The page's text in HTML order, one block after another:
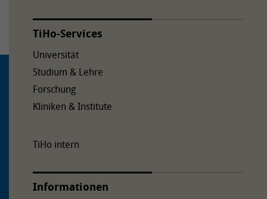
TiHo-Services
Universität
Studium & Lehre
Forschung
Kliniken & Institute
TiHo intern
Informationen